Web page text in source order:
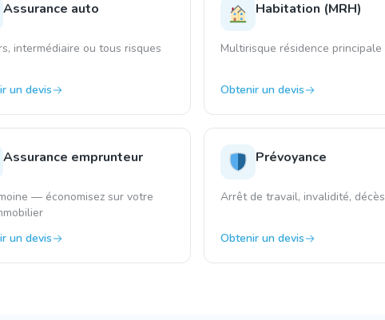
Assurance auto
intermédiaire ou tous risques
un devis
Habitation (MRH)
Multirisque résidence principale
Obtenir un devis
Assurance emprunteur
— économisez sur votre
un devis
Prévoyance
Arrêt de travail, invalidité, décès
Obtenir un devis